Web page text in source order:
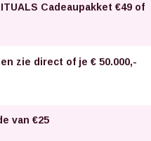
Cadeaupakket €49 of
zie direct of je € 50.000,-
van €25